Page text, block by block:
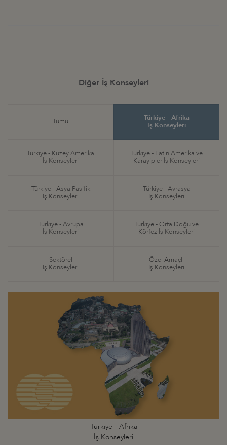
Diğer İş Konseyleri
Tümü
Türkiye - Afrika
İş Konseyleri
Türkiye - Kuzey Amerika
İş Konseyleri
Türkiye - Latin Amerika ve
Karayipler İş Konseyleri
Türkiye - Asya Pasifik
İş Konseyleri
Türkiye - Avrasya
İş Konseyleri
Türkiye - Avrupa
İş Konseyleri
Türkiye - Orta Doğu ve
Körfez İş Konseyleri
Sektörel
İş Konseyleri
Özel Amaçlı
İş Konseyleri
Türkiye - Afrika
İş Konseyleri